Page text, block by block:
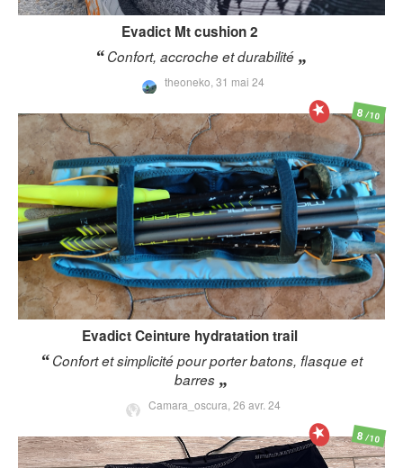
Evadict Mt cushion 2
Confort, accroche et durabilité
theoneko, 31 mai 24
EvadictCeinture hydratation trail
Confort et simplicité pour porter batons, flasque et
barres
Camara_oscura, 26 avr. 24
8/10
8/10